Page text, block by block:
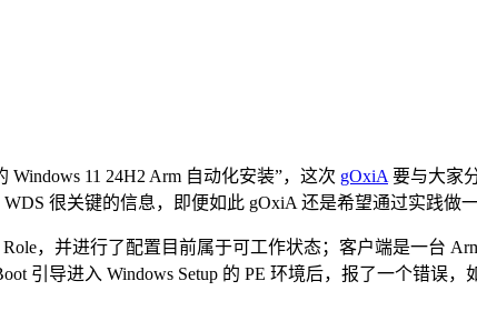
11 24H2 Arm 自动化安装”，这次 gOxiA要与大家
很关键的信息，即便如此 gOxiA 还是希望通过实践做
，并进行了配置目前属于可工作状态；客户端是一台
引导进入 Windows Setup 的 PE 环境后，报了一个错误